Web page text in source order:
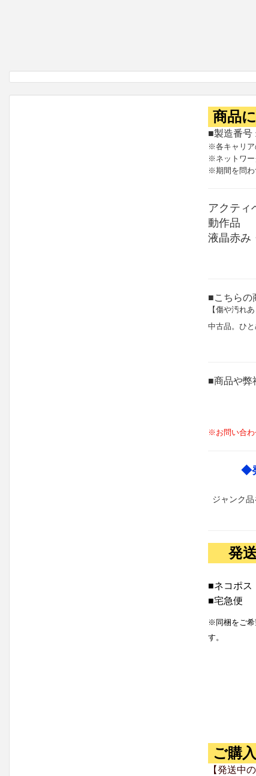
商品
■製造番号
※各キャリア
※ネットワー
※期間を問わ
アクティ
動作品
液晶赤み
■こちらの
【傷や汚れあ
中古品。ひ
■商品や弊
※お問い合わ
◆
ジャンク
発
■ネコポ
■宅急便
※同梱をご希
す。
ご購
【発送中